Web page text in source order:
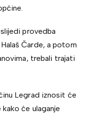
provedba
Čarde, a potom
trebali trajati
Legrad iznosit će
će ulaganje